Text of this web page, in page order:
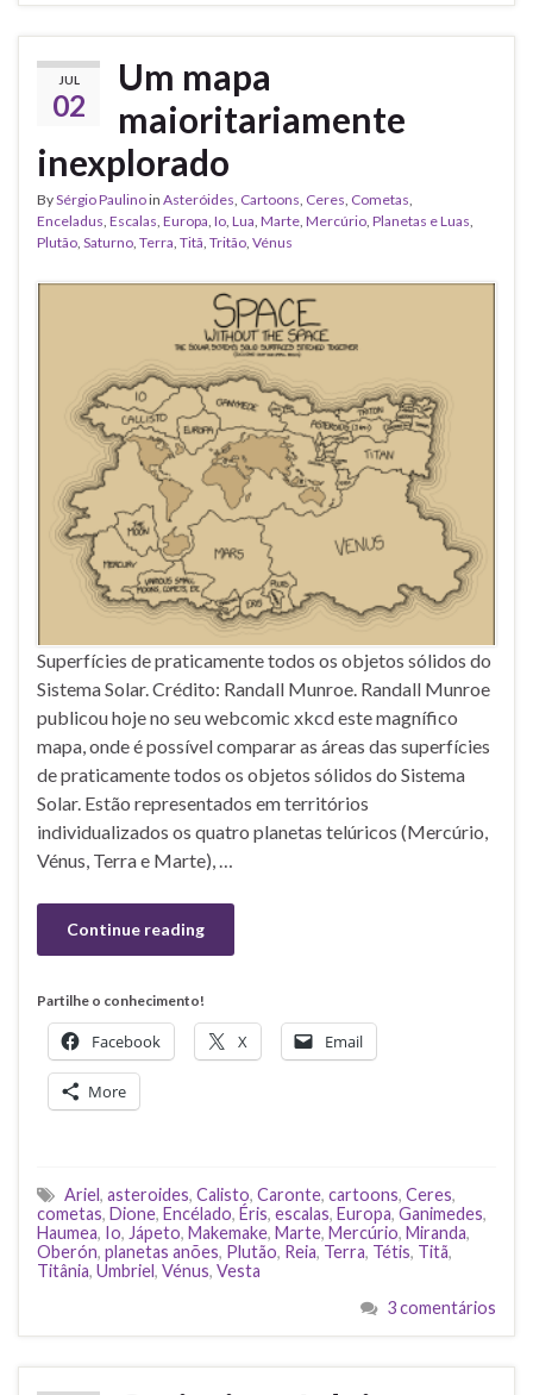
JUL
02
Um mapa
maioritariamente
inexplorado
BySérgio Paulinoin Asteróides Cartoons Ceres Cometas
Enceladus Escalas Europa Io Lua Marte Mercúrio Planetas e Luas
Plutão Saturno Terra Titã Tritão Vénus
Superfícies de praticamente todos os objetos sólidos do
Sistema Solar. Crédito: Randall Munroe. Randall Munroe
publicou hoje no seu webcomic xkcd este magnífico
mapa, onde é possível comparar as áreas das superfícies
de praticamente todos os objetos sólidos do Sistema
Solar. Estão representados em territórios
individualizados os quatro planetas telúricos (Mercúrio,
Vénus, Terra e Marte), …
Continue reading
Partilhe o conhecimento!
Facebook X Email
More
Ariel, asteroides, Calisto, Caronte, cartoons, Ceres,
cometas, Dione, Encélado, Éris, escalas, Europa, Ganimedes,
Haumea, Io, Jápeto, Makemake, Marte, Mercúrio, Miranda,
Oberón, planetas anões, Plutão, Reia, Terra, Tétis, Titã,
Titânia, Umbriel, Vénus, Vesta
3 comentários